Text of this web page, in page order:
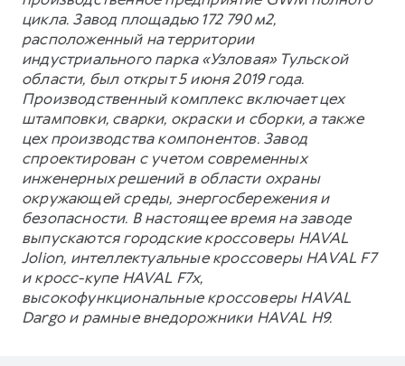
цикла. Завод площадью 172 790 м2,
расположенный на территории
индустриального парка «Узловая» Тульской
области, был открыт 5 июня 2019 года.
Производственный комплекс включает цех
штамповки, сварки, окраски и сборки, а также
цех производства компонентов. Завод
спроектирован с учетом современных
инженерных решений в области охраны
окружающей среды, энергосбережения и
безопасности. В настоящее время на заводе
выпускаются городские кроссоверы HAVAL
Jolion, интеллектуальные кроссоверы HAVAL F7
и кросс-купе HAVAL F7x,
высокофункциональные кроссоверы HAVAL
Dargo и рамные внедорожники HAVAL H9.